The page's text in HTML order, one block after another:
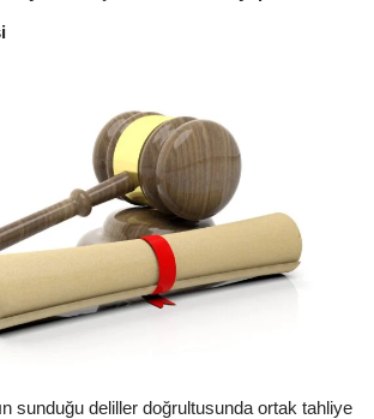
sunduğu deliller doğrultusunda ortak tahliye